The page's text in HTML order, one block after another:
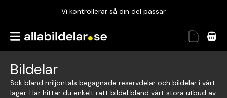
Vi kontrollerar så din del passar
Garanterad passform
Bildelar
Sök bland miljontals begagnade reservdelar och bildelar i vårt
lager. Här hittar du enkelt rätt bildel bland vårt stora utbud av